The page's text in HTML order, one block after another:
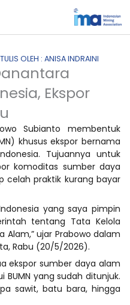
OLEH : ANISA INDRAINI
Ekspor
Subianto membentuk
khusus ekspor bernama
Tujuannya untuk
komoditas sumber daya
celah praktik kurang bayar
yang saya pimpin
tentang Tata Kelola
Alam,” ujar Prabowo dalam
Rabu (20/5/2026).
ekspor sumber daya alam
yang sudah ditunjuk.
sawit, batu bara, hingga